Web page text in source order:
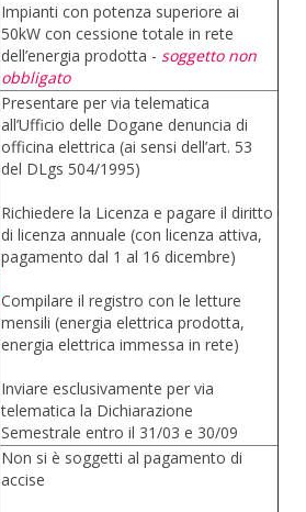
Impianti con potenza superiore ai
50kW con cessione totale in rete
dell’energia prodotta - soggetto non
obbligato
Presentare per via telematica
all’Ufficio delle Dogane denuncia di
officina elettrica (ai sensi dell’art. 53
del DLgs 504/1995)
Richiedere la Licenza e pagare il diritto
di licenza annuale (con licenza attiva,
pagamento dal 1 al 16 dicembre)
Compilare il registro con le letture
mensili (energia elettrica prodotta,
energia elettrica immessa in rete)
Inviare esclusivamente per via
telematica la Dichiarazione
Semestrale entro il 31/03 e 30/09
Non si è soggetti al pagamento di
accise